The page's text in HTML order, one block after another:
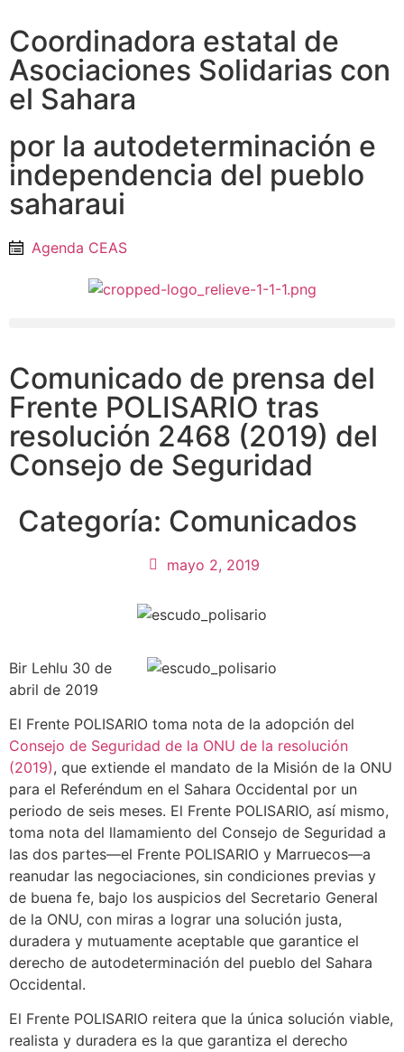
Coordinadora estatal de
Asociaciones Solidarias con
el Sahara
por la autodeterminación e
independencia del pueblo
saharaui
Agenda CEAS
Comunicado de prensa del
Frente POLISARIO tras
resolución 2468 (2019) del
Consejo de Seguridad
Categoría: Comunicados
mayo 2, 2019
Bir Lehlu 30 de
abril de 2019
El Frente POLISARIO toma nota de la adopción del
Consejo de Seguridad de la ONU de la resolución
(2019), que extiende el mandato de la Misión de la ONU
para el Referéndum en el Sahara Occidental por un
periodo de seis meses. El Frente POLISARIO, así mismo,
toma nota del llamamiento del Consejo de Seguridad a
las dos partes—el Frente POLISARIO y Marruecos—a
reanudar las negociaciones, sin condiciones previas y
de buena fe, bajo los auspicios del Secretario General
de la ONU, con miras a lograr una solución justa,
duradera y mutuamente aceptable que garantice el
derecho de autodeterminación del pueblo del Sahara
Occidental.
El Frente POLISARIO reitera que la única solución viable,
realista y duradera es la que garantiza el derecho